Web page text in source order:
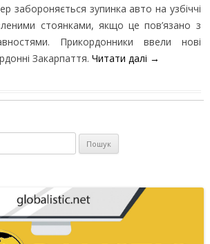
забороняється зупинка авто на узбіччі
стоянками, якщо це пов’язано з
Прикордонники ввели нові
Закарпаття. Читати далі →